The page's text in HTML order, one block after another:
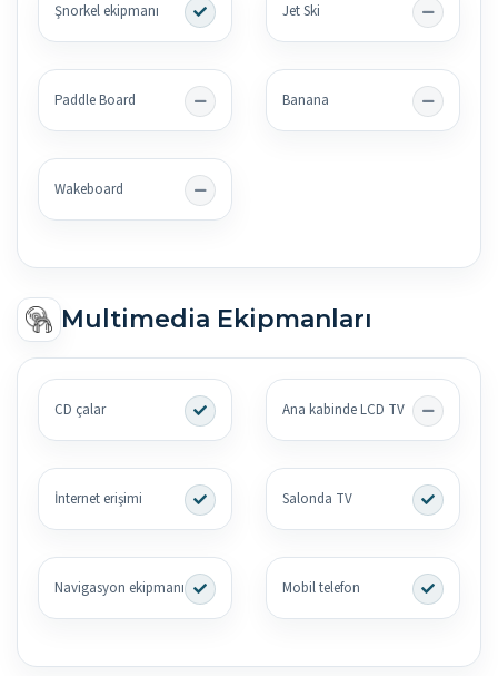
Şnorkel ekipmanı Jet Ski
Paddle Board Banana
Wakeboard
Multimedia Ekipmanları
CD çalar Ana kabinde LCD TV
İnternet erişimi Salonda TV
Navigasyon ekipmanı Mobil telefon